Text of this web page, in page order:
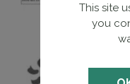
This site
you